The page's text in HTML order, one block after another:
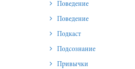
Поведение
Поведение
Подкаст
Подсознание
Привычки